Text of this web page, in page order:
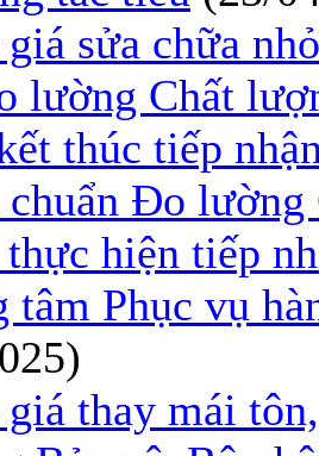
sửa chữa
lường Chất
thúc tiếp
chuẩn Đo
hiện tiếp
tâm Phục vụ
thay mái